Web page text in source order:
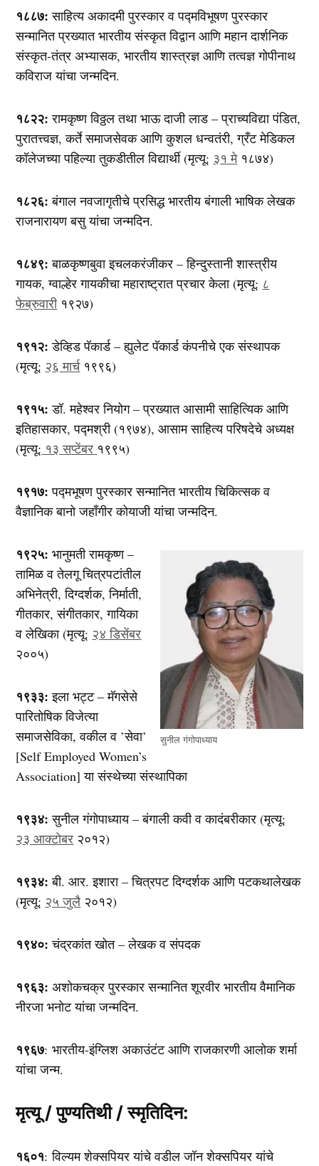
१८८७: साहित्य अकादमी पुरस्कार व पद्मविभूषण पुरस्कार
सन्मानित प्रख्यात भारतीय संस्कृत विद्वान आणि महान दार्शनिक
संस्कृत-तंत्र अभ्यासक, भारतीय शास्त्रज्ञ आणि तत्वज्ञ गोपीनाथ
कविराज यांचा जन्मदिन.
१८२२: रामकृष्ण विठ्ठल तथा भाऊ दाजी लाड – प्राच्यविद्या पंडित,
पुरातत्त्वज्ञ, कर्ते समाजसेवक आणि कुशल धन्वतंरी, ग्रँट मेडिकल
कॉलेजच्या पहिल्या तुकडीतील विद्यार्थी (मृत्यू: ३१ मे१८७४)
१८२६: बंगाल नवजागृतीचे प्रसिद्ध भारतीय बंगाली भाषिक लेखक
राजनारायण बसु यांचा जन्मदिन.
१८४९: बाळकृष्णबुवा इचलकरंजीकर – हिन्दुस्तानी शास्त्रीय
गायक, ग्वाल्हेर गायकीचा महाराष्ट्रात प्रचार केला (मृत्यू: ८
फेब्रुवारी१९२७)
१९१२:डेव्हिड पॅकार्ड – ह्युलेट पॅकार्ड कंपनीचे एक संस्थापक
(मृत्यू: २६ मार्च१९९६)
१९१५: डॉ. महेश्वर नियोग – प्रख्यात आसामी साहित्यिक आणि
इतिहासकार, पद्मश्री (१९७४), आसाम साहित्य परिषदेचे अध्यक्ष
(मृत्यू: १३ सप्टेंबर १९९५)
१९१७: पद्मभूषण पुरस्कार सन्मानित भारतीय चिकित्सक व
वैज्ञानिक बानो जहाँगीर कोयाजी यांचा जन्मदिन.
सुनील गंगोपाध्याय
१९२५:भानुमती रामकृष्ण –
तामिळ व तेलगू चित्रपटांतील
अभिनेत्री, दिग्दर्शक, निर्माती,
गीतकार, संगीतकार, गायिका
व लेखिका (मृत्यू: २४ डिसेंबर
२००५)
१९३३: इला भट्ट – मॅगसेसे
पारितोषिक विजेत्या
समाजसेविका, वकील व ’सेवा’
[Self Employed Women’s
Association] या संस्थेच्या संस्थापिका
१९३४: सुनील गंगोपाध्याय – बंगाली कवी व कादंबरीकार (मृत्यू:
२३ आक्टोबर २०१२)
१९३४: बी. आर. इशारा – चित्रपट दिग्दर्शक आणि पटकथालेखक
(मृत्यू: २५ जुलै २०१२)
१९४०: चंद्रकांत खोत – लेखक व संपदक
१९६३: अशोकचक्र पुरस्कार सन्मानित शूरवीर भारतीय वैमानिक
नीरजा भनोट यांचा जन्मदिन.
१९६७: भारतीय-इंग्लिश अकाउंटंट आणि राजकारणी आलोक शर्मा
यांचा जन्म.
मृत्यू / पुण्यतिथी / स्मृतिदिन:
१६०१: विल्यम शेक्सपियर यांचे वडील जॉन शेक्सपियर यांचे